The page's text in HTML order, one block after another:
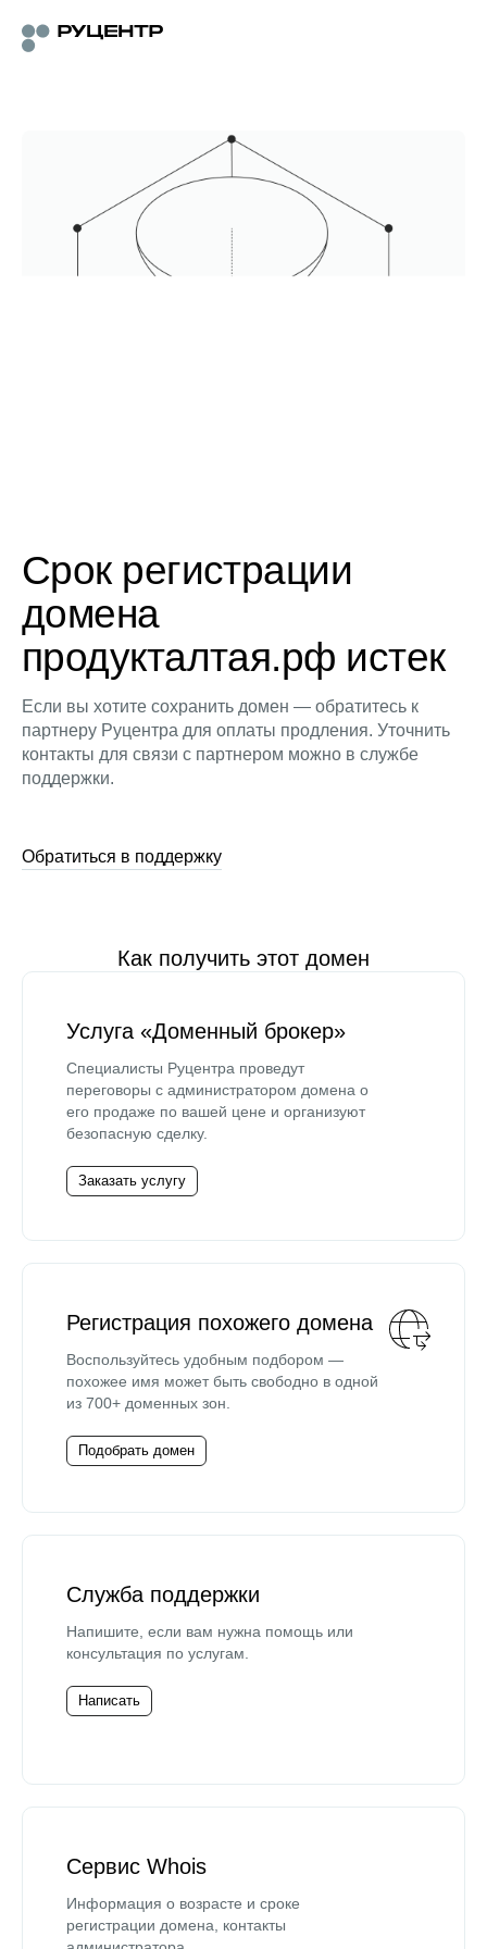
Срок регистрации
домена
продукталтая.рф истек
Если вы хотите сохранить домен — обратитесь к
партнеру Руцентра для оплаты продления. Уточнить
контакты для связи с партнером можно в службе
поддержки.
Обратиться в поддержку
Как получить этот домен
Услуга «Доменный брокер»
Специалисты Руцентра проведут
переговоры с администратором домена о
его продаже по вашей цене и организуют
безопасную сделку.
Заказать услугу
Регистрация похожего домена
Воспользуйтесь удобным подбором —
похожее имя может быть свободно в одной
из 700+ доменных зон.
Подобрать домен
Служба поддержки
Напишите, если вам нужна помощь или
консультация по услугам.
Написать
Сервис Whois
Информация о возрасте и сроке
регистрации домена, контакты